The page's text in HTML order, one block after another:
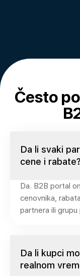
Često
Da li svaki
cene i rabate?
Da. B2B portal
cenovnika,
partnera ili grupu
Da li kupci
realnom